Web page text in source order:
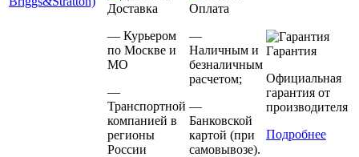
Доставка
— Курьером
по Москве и
МО
—
Транспортной
компанией в
регионы
России
Оплата
—
Наличным и
безналичным
расчетом;
—
Банковской
картой (при
самовывозе).
Гарантия
Официальная
гарантия от
производителя
Подробнее